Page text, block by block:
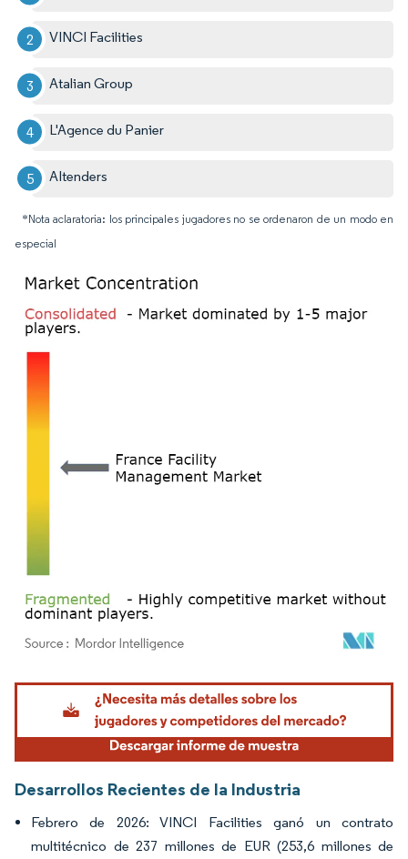
VINCI Facilities
Atalian Group
L'Agence du Panier
AItenders
*Nota aclaratoria: los principales jugadores no se ordenaron de un modo en
especial
Imagen © Mordor Intelligence. El uso requiere atribución según CC BY 4.0.
Desarrollos Recientes de la Industria
Febrero de 2026: VINCI Facilities ganó un contrato
multitécnico de 237 millones de EUR (253,6 millones de